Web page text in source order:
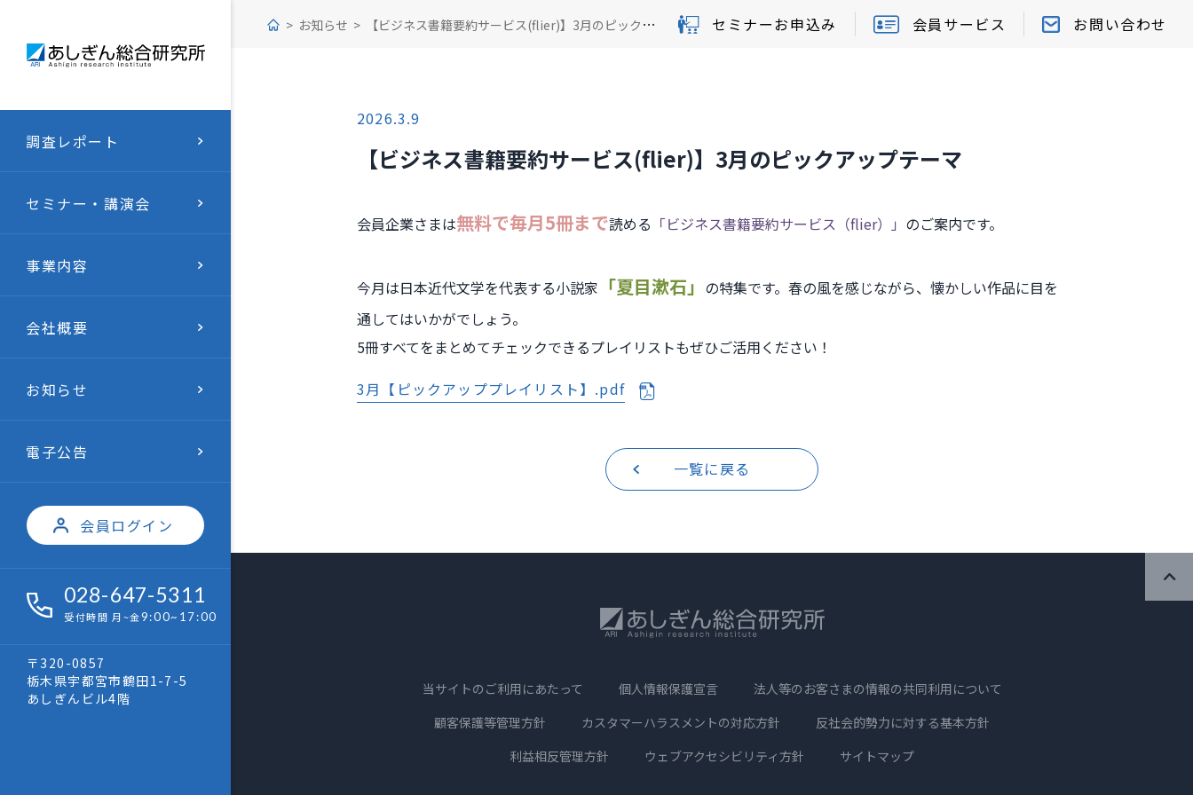
調査レポート
セミナー・講演会
事業内容
会社概要
お知らせ
電子公告
会員ログイン
028-647-5311
受付時間 月~金9:00~17:00
〒320-0857
栃木県宇都宮市鶴田1-7-5
あしぎんビル4階
お知らせ 【ビジネス書籍要約サービス(flier)】3月のピックアップテーマ セミナーお申込み 会員サービス お問い合わせ
2026.3.9
【ビジネス書籍要約サービス(flier)】3月のピックアップテーマ
会員企業さまは無料で毎月5冊まで読める 「ビジネス書籍要約サービス（flier）」 のご案内です。
今月は日本近代文学を代表する小説家 「夏目漱石」 の特集です。春の風を感じながら、懐かしい作品に目を
通してはいかがでしょう。
5冊すべてをまとめてチェックできるプレイリストもぜひご活用ください！
3月【ピックアッププレイリスト】.pdf
一覧に戻る
当サイトのご利用にあたって 個人情報保護宣言 法人等のお客さまの情報の共同利用について
顧客保護等管理方針
カスタマーハラスメントの対応方針 反社会的勢力に対する基本方針
利益相反管理方針
ウェブアクセシビリティ方針 サイトマップ